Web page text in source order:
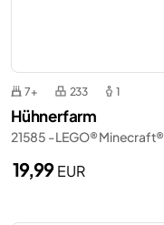
7+ 233 1
Hühnerfarm
21585 - LEGO® Minecraft®
19,99EUR